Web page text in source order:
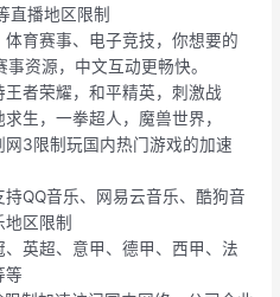
直播地区限制
育赛事、电子竞技，你想要的
资源，中文互动更畅快。
王者荣耀，和平精英，刺激战
生，一拳超人，魔兽世界，
3限制玩国内热门游戏的加速
持QQ音乐、网易云音乐、酷狗音
区限制
、英超、意甲、德甲、西甲、法
等